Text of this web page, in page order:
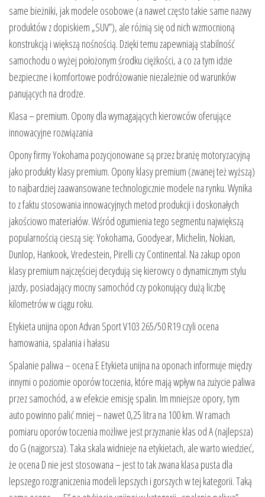
same bieżniki, jak modele osobowe (a nawet często takie same nazwy
produktów z dopiskiem „SUV”), ale różnią się od nich wzmocnioną
konstrukcją i większą nośnością. Dzięki temu zapewniają stabilność
samochodu o wyżej położonym środku ciężkości, a co za tym idzie
bezpieczne i komfortowe podróżowanie niezależnie od warunków
panujących na drodze.
Klasa – premium. Opony dla wymagających kierowców oferujące
innowacyjne rozwiązania
Opony firmy Yokohama pozycjonowane są przez branżę motoryzacyjną
jako produkty klasy premium. Opony klasy premium (zwanej też wyższą)
to najbardziej zaawansowane technologicznie modele na rynku. Wynika
to z faktu stosowania innowacyjnych metod produkcji i doskonałych
jakościowo materiałów. Wśród ogumienia tego segmentu największą
popularnością cieszą się: Yokohama, Goodyear, Michelin, Nokian,
Dunlop, Hankook, Vredestein, Pirelli czy Continental. Na zakup opon
klasy premium najczęściej decydują się kierowcy o dynamicznym stylu
jazdy, posiadający mocny samochód czy pokonujący dużą liczbę
kilometrów w ciągu roku.
Etykieta unijna opon Advan Sport V103 265/50 R19 czyli ocena
hamowania, spalania i hałasu
Spalanie paliwa – ocena E Etykieta unijna na oponach informuje między
innymi o poziomie oporów toczenia, które mają wpływ na zużycie paliwa
przez samochód, a w efekcie emisję spalin. Im mniejsze opory, tym
auto powinno palić mniej – nawet 0,25 litra na 100 km. W ramach
pomiaru oporów toczenia możliwe jest przyznanie klas od A (najlepsza)
do G (najgorsza). Taka skala widnieje na etykietach, ale warto wiedzieć,
że ocena D nie jest stosowana – jest to tak zwana klasa pusta dla
lepszego rozgraniczenia modeli lepszych i gorszych w tej kategorii. Taką